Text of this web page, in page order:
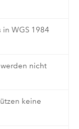
in WGS 1984
nicht
keine